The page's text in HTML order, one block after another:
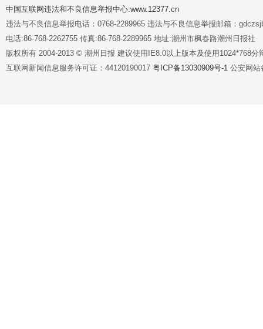
中国互联网违法和不良信息举报中心:www.12377.cn
违法与不良信息举报电话：0768-2289965 违法与不良信息举报邮箱：
电话:86-768-2262755 传真:86-768-2289965 地址:潮州市枫春路潮州日报社
版权所有 2004-2013 © 潮州日报 建议使用IE8.0以上版本及使用1024*768分
互联网新闻信息服务许可证：44120190017 粤ICP备13030909号-1 公安网站